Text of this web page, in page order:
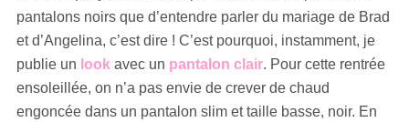
pantalons noirs que d’entendre parler du mariage de Brad
et d’Angelina, c’est dire ! C’est pourquoi, instamment, je
publie un look avec un pantalon clair. Pour cette rentrée
ensoleillée, on n’a pas envie de crever de chaud
engoncée dans un pantalon slim et taille basse, noir. En